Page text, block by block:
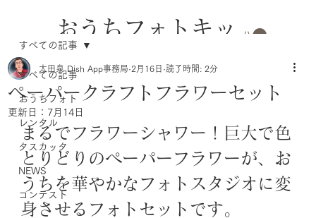
おうちフォトキッ
トのレンタル
すべての記事
おうちフォト
レンタル
タスカッタ
NEWS
コンテスト
すべての記事
ペーパークラフトフラワーセット
太田泉 Dish App事務局 2月16日 読了時間: 2分
更新日： 7月14日
まるでフラワーシャワー！巨大で色
とりどりのペーパーフラワーが、お
うちを華やかなフォトスタジオに変
身させるフォトセットです。